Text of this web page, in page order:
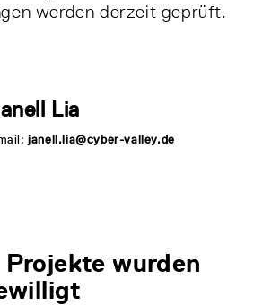
werden derzeit geprüft.
Lia
janell.lia@cyber-valley.de
Projekte wurden